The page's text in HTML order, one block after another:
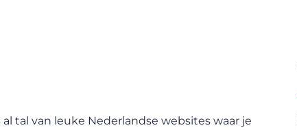
tal van leuke Nederlandse websites waar je